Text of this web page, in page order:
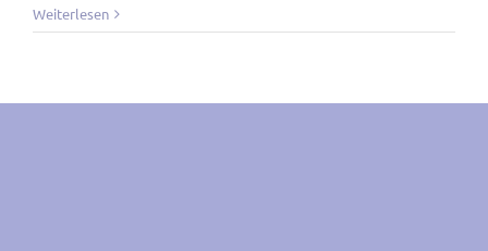
Weiterlesen